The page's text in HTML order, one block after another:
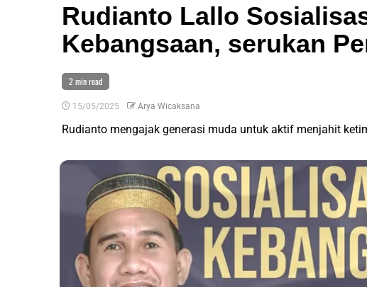
Rudianto Lallo
Kebangsaan, serukan
2 min read
15/05/2025 Arya Wicaksana
Rudianto mengajak generasi muda untuk aktif menjahit